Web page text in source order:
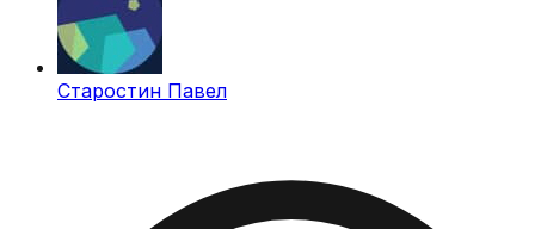
Старостин Павел